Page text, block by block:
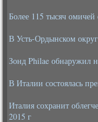
Более 115 тысяч омичей
В Усть-Ордынском
Зонд Philae обнаружил
В Италии состоялась
Италия сохранит
2015 г